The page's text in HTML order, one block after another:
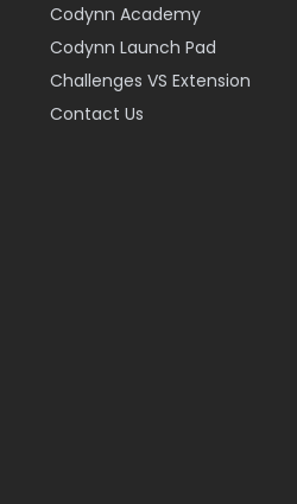
Codynn Academy
Codynn Launch Pad
Challenges VS Extension
Contact Us